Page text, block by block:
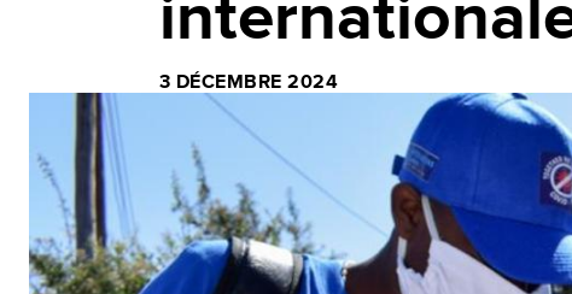
3 DÉCEMBRE 2024